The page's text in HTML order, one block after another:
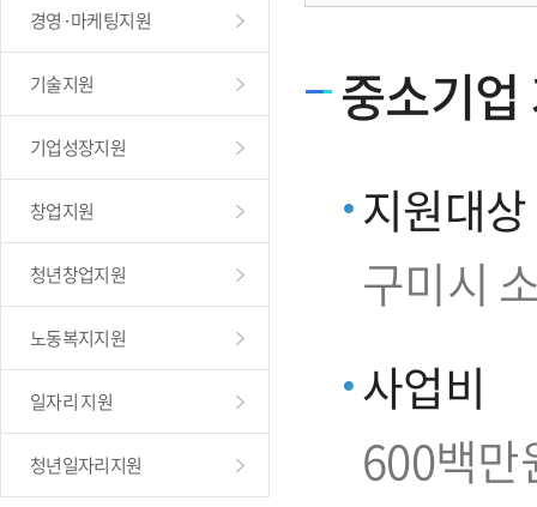
경영·마케팅지원
기술지원
기업성장지원
창업지원
청년창업지원
노동복지지원
일자리 지원
청년일자리지원
중소기
지원대상
구미시
사업비
600백만